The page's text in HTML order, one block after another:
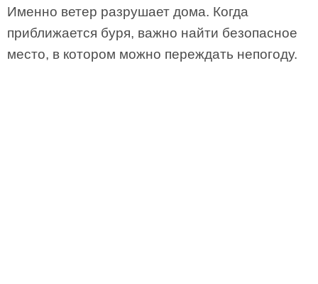
Именно ветер разрушает дома. Когда
приближается буря, важно найти безопасное
место, в котором можно переждать непогоду.